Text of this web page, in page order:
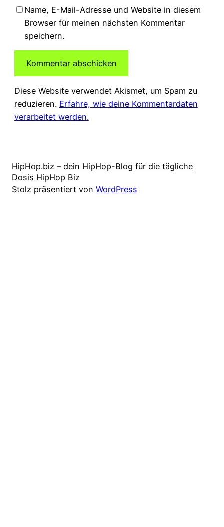
Name, E-Mail-Adresse und Website in diesem
Browser für meinen nächsten Kommentar
speichern.
Diese Website verwendet Akismet, um Spam zu
reduzieren. Erfahre, wie deine Kommentardaten
verarbeitet werden.
HipHop.biz – dein HipHop-Blog für die tägliche
Dosis HipHop Biz
Stolz präsentiert von WordPress